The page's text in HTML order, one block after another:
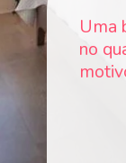
Uma
no